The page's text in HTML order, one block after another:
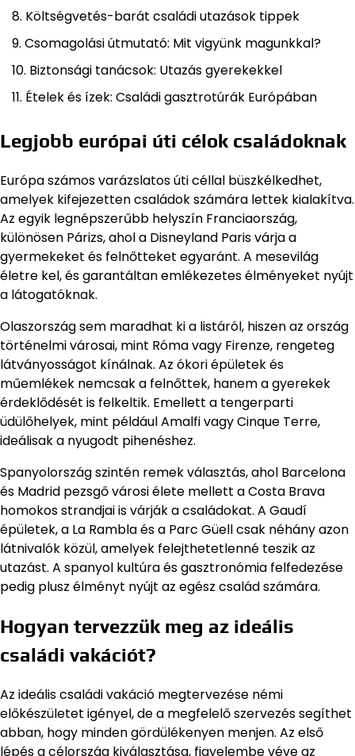
Költségvetés-barát családi utazások tippek
Csomagolási útmutató: Mit vigyünk magunkkal?
Biztonsági tanácsok: Utazás gyerekekkel
Ételek és ízek: Családi gasztrotúrák Európában
Legjobb európai úti célok családoknak
Európa számos varázslatos úti céllal büszkélkedhet,
amelyek kifejezetten családok számára lettek kialakítva.
Az egyik legnépszerűbb helyszín Franciaország,
különösen Párizs, ahol a Disneyland Paris várja a
gyermekeket és felnőtteket egyaránt. A mesevilág
életre kel, és garantáltan emlékezetes élményeket nyújt
a látogatóknak.
Olaszország sem maradhat ki a listáról, hiszen az ország
történelmi városai, mint Róma vagy Firenze, rengeteg
látványosságot kínálnak. Az ókori épületek és
műemlékek nemcsak a felnőttek, hanem a gyerekek
érdeklődését is felkeltik. Emellett a tengerparti
üdülőhelyek, mint például Amalfi vagy Cinque Terre,
ideálisak a nyugodt pihenéshez.
Spanyolország szintén remek választás, ahol Barcelona
és Madrid pezsgő városi élete mellett a Costa Brava
homokos strandjai is várják a családokat. A Gaudí
épületek, a La Rambla és a Parc Güell csak néhány azon
látnivalók közül, amelyek felejthetetlenné teszik az
utazást. A spanyol kultúra és gasztronómia felfedezése
pedig plusz élményt nyújt az egész család számára.
Hogyan tervezzük meg az ideális
családi vakációt?
Az ideális családi vakáció megtervezése némi
előkészületet igényel, de a megfelelő szervezés segíthet
abban, hogy minden gördülékenyen menjen. Az első
lépés a célország kiválasztása, figyelembe véve az